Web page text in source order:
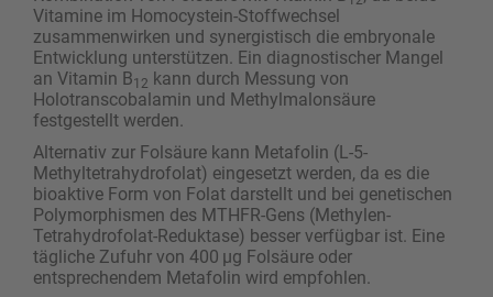
Vitamine im Homocystein-Stoffwechsel
zusammenwirken und synergistisch die embryonale
Entwicklung unterstützen. Ein ­diagnostischer Mangel
an Vitamin B12 kann durch Messung von
Holotranscobalamin und Methylmalonsäure
festgestellt werden.
Alternativ zur Folsäure kann Metafolin (L-5-
Methyltetrahydrofolat) eingesetzt werden, da es die
bioaktive Form von Folat darstellt und bei genetischen
Polymorphismen des MTHFR-Gens (Methylen-
Tetrahydrofolat-Reduktase) besser verfügbar ist. Eine
tägliche Zufuhr von 400 µg Folsäure oder
entsprechendem Metafolin wird empfohlen.